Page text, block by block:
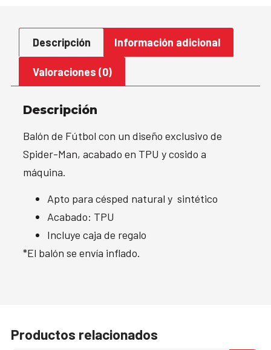
Descripción Información adicional
Valoraciones (0)
Descripción
Balón de Fútbol con un diseño exclusivo de
Spider-Man, acabado en TPU y cosido a
máquina.
Apto para césped natural y sintético
Acabado: TPU
Incluye caja de regalo
*El balón se envía inflado.
Productos relacionados